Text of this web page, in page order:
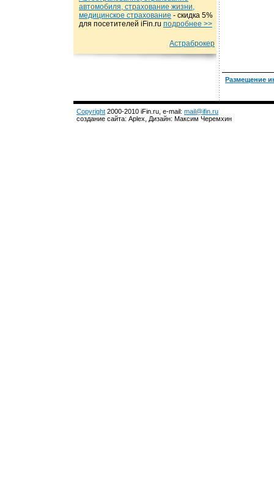
автомобиля, страхование жизни,
медицинское страхование - cкидка 5%
для посетителей iFin.ru подробнеe >>
Астраброкер
Размещение
Copyright 2000-2010 iFin.ru, e-mail: mail@ifin.ru
создание сайта: Aplex, Дизайн: Максим Черемхин